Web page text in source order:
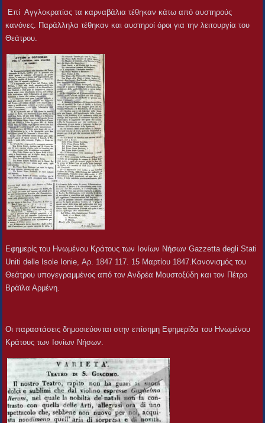
Επί Αγγλοκρατίας τα καρναβάλια τέθηκαν κάτω από αυστηρούς
κανόνες. Παράλληλα τέθηκαν και αυστηροί όροι για την λειτουργία του
Θεάτρου.
Εφημερίς του Ηνωμένου Κράτους των Ιονίων Νήσων Gazzetta degli Stati
Uniti delle Ιsole Ionie, Αρ. 1847 117. 15 Μαρτίου 1847.Κανονισμός του
Θεάτρου υπογεγραμμένος από τον Ανδρέα Μουστοξύδη και τον Πέτρο
Βρἀϊλα Αρμένη.
Οι παραστάσεις δημοσιεύονται στην επίσημη Εφημερίδα του Ηνωμένου
Κράτους των Ιονίων Νήσων.